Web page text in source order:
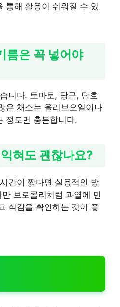
통해 활용이 쉬워질 수 있
름은 꼭 넣어야
니다. 토마토, 당근, 단호
은 채소는 올리브오일이나
정도면 충분합니다.
혀도 괜찮나요?
간이 짧다면 실용적인 방
브로콜리처럼 과열에 민
식감을 확인하는 것이 좋